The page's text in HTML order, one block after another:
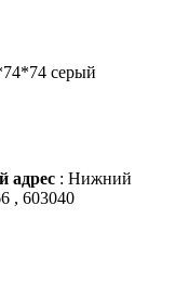
адрес : Нижний
, 603040